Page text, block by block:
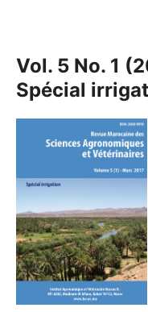
Vol. 5 No. 1
Spécial